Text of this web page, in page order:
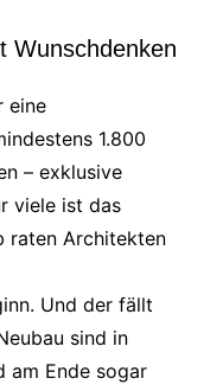
Wunschdenken
eine
1.800
– exklusive
viele ist das
raten Architekten
Und der fällt
sind in
am Ende sogar